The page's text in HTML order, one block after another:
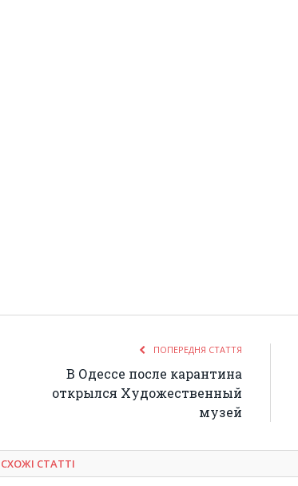
ПОПЕРЕДНЯ СТАТТЯ
В Одессе после карантина
открылся Художественный
музей
СХОЖІ СТАТТІ